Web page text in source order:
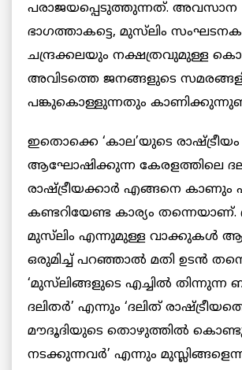
പരാജയപ്പെടുത്തുന്നത്. അവസാന
ഭാഗത്താകട്ടെ, മുസ്‌ലിം
ചന്ദ്രക്കലയും നക്ഷത്രവുമുള്ള
അവിടത്തെ ജനങ്ങളുടെ
പങ്കുകൊള്ളുന്നതും
ഇതൊക്കെ ‘കാല’യുടെ രാഷ്ട്രീയം
ആഘോഷിക്കുന്ന കേരളത്തിലെ
രാഷ്ട്രീയക്കാർ എങ്ങനെ കാണും
കണ്ടറിയേണ്ട കാര്യം തന്നെയാണ്.
മുസ്‌ലിം എന്നുമുള്ള വാക്കുകൾ
ഒരുമിച്ച് പറഞ്ഞാൽ മതി ഉടൻ
‘മുസ്‌ലിങ്ങളുടെ എച്ചിൽ തിന്നുന്ന
ദലിതർ’ എന്നും ‘ദലിത്
മൗദൂദിയുടെ തൊഴുത്തിൽ കൊണ്ടു
നടക്കുന്നവർ’ എന്നും